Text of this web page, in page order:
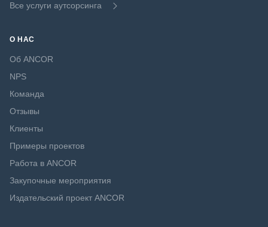
Все услуги аутсорсинга
О НАС
Об ANCOR
NPS
Команда
Отзывы
Клиенты
Примеры проектов
Работа в ANCOR
Закупочные мероприятия
Издательский проект ANCOR